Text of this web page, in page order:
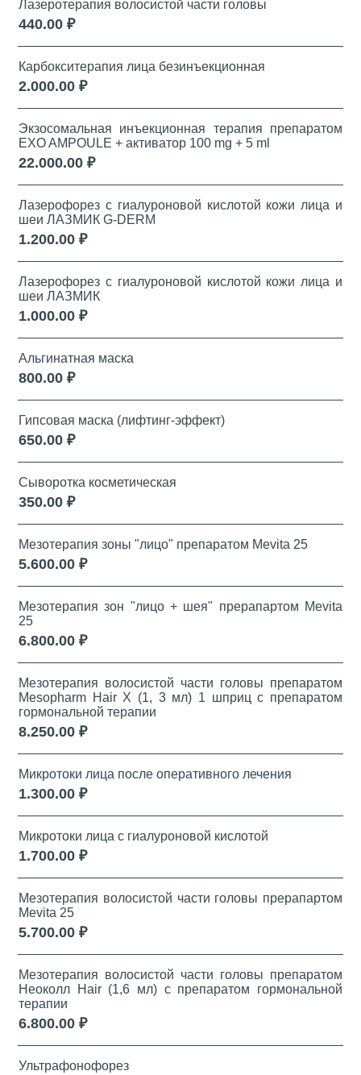
Лазеротерапия волосистой части головы
440.00 ₽
Карбокситерапия лица безинъекционная
2.000.00 ₽
Экзосомальная инъекционная терапия препаратом
EXO AMPOULE + активатор 100 mg + 5 ml
22.000.00 ₽
Лазерофорез c гиалуроновой кислотой кожи лица и
шеи ЛАЗМИК G-DERM
1.200.00 ₽
Лазерофорез c гиалуроновой кислотой кожи лица и
шеи ЛАЗМИК
1.000.00 ₽
Альгинатная маска
800.00 ₽
Гипсовая маска (лифтинг-эффект)
650.00 ₽
Сыворотка косметическая
350.00 ₽
Мезотерапия зоны "лицо" препаратом Mevita 25
5.600.00 ₽
Мезотерапия зон "лицо + шея" прерапартом Mevita
25
6.800.00 ₽
Мезотерапия волосистой части головы препаратом
Mesopharm Hair X (1, 3 мл) 1 шприц с препаратом
гормональной терапии
8.250.00 ₽
Микротоки лица после оперативного лечения
1.300.00 ₽
Микротоки лица с гиалуроновой кислотой
1.700.00 ₽
Мезотерапия волосистой части головы прерапартом
Mevita 25
5.700.00 ₽
Мезотерапия волосистой части головы препаратом
Неоколл Hair (1,6 мл) с препаратом гормональной
терапии
6.800.00 ₽
Ультрафонофорез